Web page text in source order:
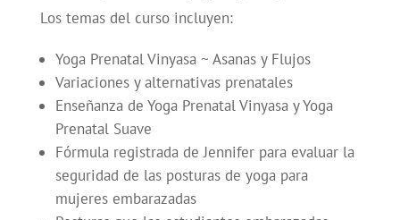
Los temas del curso incluyen:
Yoga Prenatal Vinyasa ~ Asanas y Flujos
Variaciones y alternativas prenatales
Enseñanza de Yoga Prenatal Vinyasa y Yoga
Prenatal Suave
Fórmula registrada de Jennifer para evaluar la
seguridad de las posturas de yoga para
mujeres embarazadas